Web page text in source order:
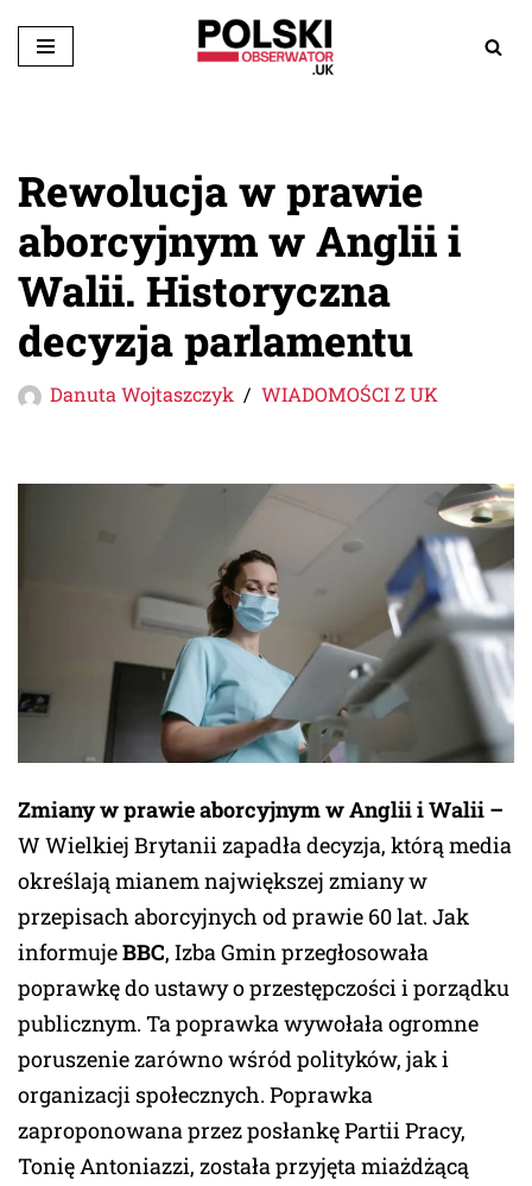
Przejdź
Rewolucja w prawie
aborcyjnym w Anglii i
Walii. Historyczna
decyzja parlamentu
Danuta Wojtaszczyk WIADOMOŚCI Z UK
Zmiany w prawie aborcyjnym w Anglii i Walii –
W Wielkiej Brytanii zapadła decyzja, którą media
określają mianem największej zmiany w
przepisach aborcyjnych od prawie 60 lat. Jak
informujeBBC, Izba Gmin przegłosowała
poprawkę do ustawy o przestępczości i porządku
publicznym. Ta poprawka wywołała ogromne
poruszenie zarówno wśród polityków, jak i
organizacji społecznych. Poprawka
zaproponowana przez posłankę Partii Pracy,
Tonię Antoniazzi, została przyjęta miażdżącą